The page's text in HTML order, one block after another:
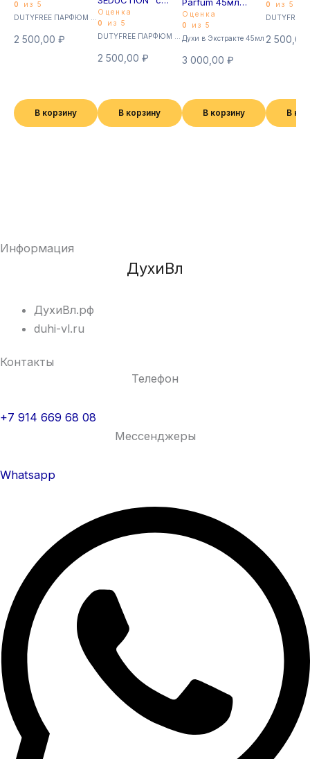
0
из 5
2 500,00 ₽
В корзину
феромонами
35мл
Оценка
0
из 5
2 500,00₽
В корзину
Духи в Экстракте 45мл
Parfum 45мл
Мужской
Оценка
0
из 5
3 000,00 ₽
В корзину
0
из 5
2 500,00
В
Информация
ДухиВл
ДухиВл.рф
duhi-vl.ru
Контакты
Телефон
+7 914 669 68 08
Мессенджеры
Whatsapp